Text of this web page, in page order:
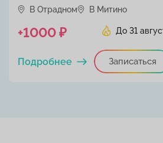
В Отрадном В Митино
До 31
+1000 ₽
Записаться
Подробнее